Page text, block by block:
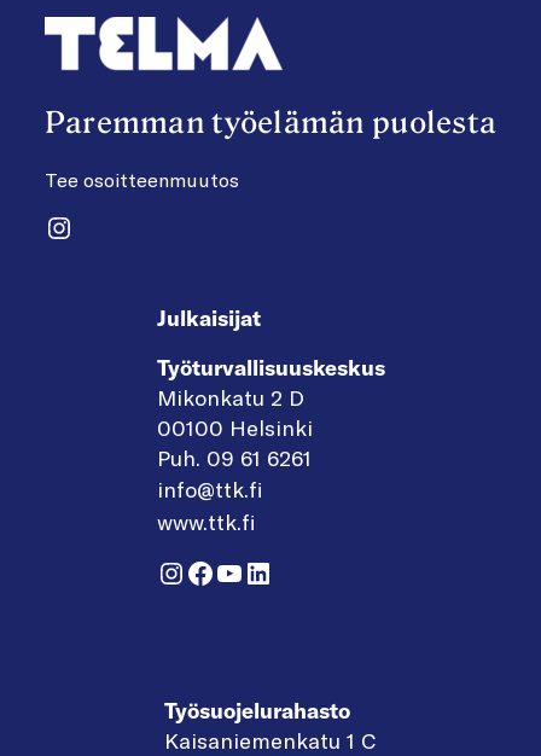
Paremman työelämän puolesta
Tee osoitteenmuutos
Instagram
Julkaisijat
Työturvallisuuskeskus
Mikonkatu 2 D
00100 Helsinki
Puh. 09 61 6261
info@ttk.fi
www.ttk.fi
Instagram
Facebook
YouTube
LinkedIn
Työsuojelurahasto
Kaisaniemenkatu 1 C